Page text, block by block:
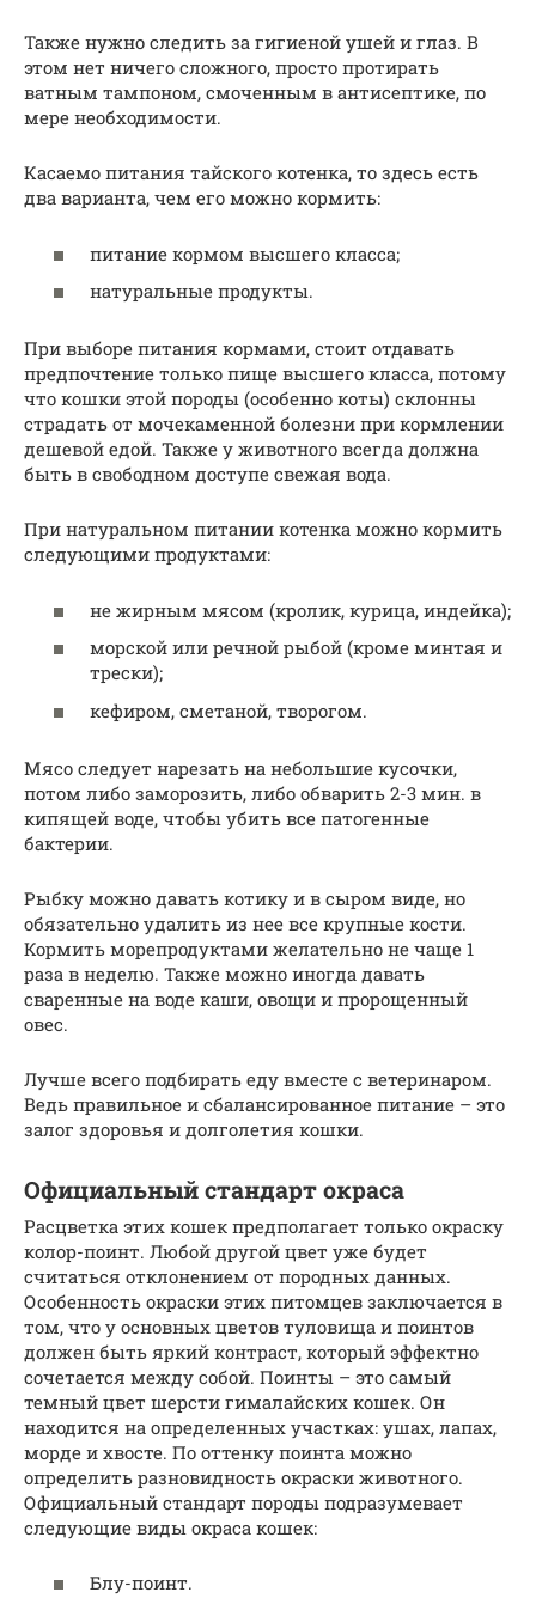
Также нужно следить за гигиеной ушей и глаз. В
этом нет ничего сложного, просто протирать
ватным тампоном, смоченным в антисептике, по
мере необходимости.
Касаемо питания тайского котенка, то здесь есть
два варианта, чем его можно кормить:
питание кормом высшего класса;
натуральные продукты.
При выборе питания кормами, стоит отдавать
предпочтение только пище высшего класса, потому
что кошки этой породы (особенно коты) склонны
страдать от мочекаменной болезни при кормлении
дешевой едой. Также у животного всегда должна
быть в свободном доступе свежая вода.
При натуральном питании котенка можно кормить
следующими продуктами:
не жирным мясом (кролик, курица, индейка);
морской или речной рыбой (кроме минтая и
трески);
кефиром, сметаной, творогом.
Мясо следует нарезать на небольшие кусочки,
потом либо заморозить, либо обварить 2-3 мин. в
кипящей воде, чтобы убить все патогенные
бактерии.
Рыбку можно давать котику и в сыром виде, но
обязательно удалить из нее все крупные кости.
Кормить морепродуктами желательно не чаще 1
раза в неделю. Также можно иногда давать
сваренные на воде каши, овощи и пророщенный
овес.
Лучше всего подбирать еду вместе с ветеринаром.
Ведь правильное и сбалансированное питание – это
залог здоровья и долголетия кошки.
Официальный стандарт окраса
Расцветка этих кошек предполагает только окраску
колор-поинт. Любой другой цвет уже будет
считаться отклонением от породных данных.
Особенность окраски этих питомцев заключается в
том, что у основных цветов туловища и поинтов
должен быть яркий контраст, который эффектно
сочетается между собой. Поинты – это самый
темный цвет шерсти гималайских кошек. Он
находится на определенных участках: ушах, лапах,
морде и хвосте. По оттенку поинта можно
определить разновидность окраски животного.
Официальный стандарт породы подразумевает
следующие виды окраса кошек:
Блу-поинт.